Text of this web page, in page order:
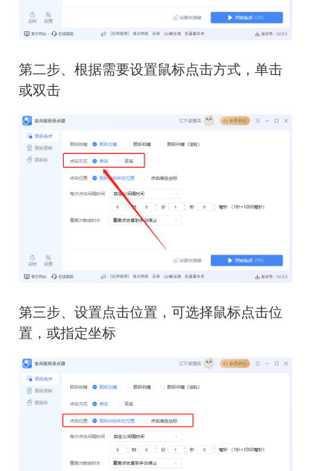
第二步、根据需要设置鼠标点击方式，单击
或双击
第三步、设置点击位置，可选择鼠标点击位
置，或指定坐标